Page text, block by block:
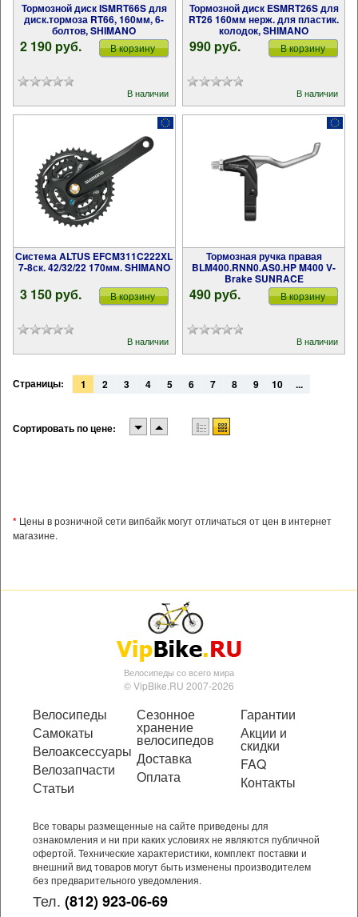
Тормозной диск ISMRT66S для
диск.тормоза RT66, 160мм, 6-
болтов, SHIMANO
2 190 pуб. В корзину
В наличии
Тормозной диск ESMRT26S для
RT26 160мм нерж. для пластик.
колодок, SHIMANO
990 pуб. В корзину
В наличии
Система ALTUS EFCM311C222XL
7-8ск. 42/32/22 170мм. SHIMANO
3 150 pуб. В корзину
В наличии
Тормозная ручка правая
BLM400.RNN0.AS0.HP M400 V-
Brake SUNRACE
490 pуб. В корзину
В наличии
Страницы: 1 2 3 4 5 6 7 8 9 10 ...
Сортировать по цене:
* Цены в розничной сети випбайк могут отличаться от цен в интернет
магазине.
Велосипеды со всего мира
© VipBike.RU 2007-2026
Велосипеды
Самокаты
Велоаксессуары
Велозапчасти
Статьи
Сезонное
хранение
велосипедов
Доставка
Оплата
Гарантии
Акции и
скидки
FAQ
Контакты
Все товары размещенные на сайте приведены для
ознакомления и ни при каких условиях не являются публичной
офертой. Технические характеристики, комплект поставки и
внешний вид товаров могут быть изменены производителем
без предварительного уведомления.
Тел. (812) 923-06-69